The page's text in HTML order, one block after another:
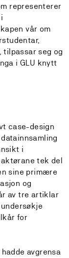
representerer
vår om
seg og
i GLU knytt
case-design
i
tek del
sine primære
og
av tre artiklar
for
avgrensa